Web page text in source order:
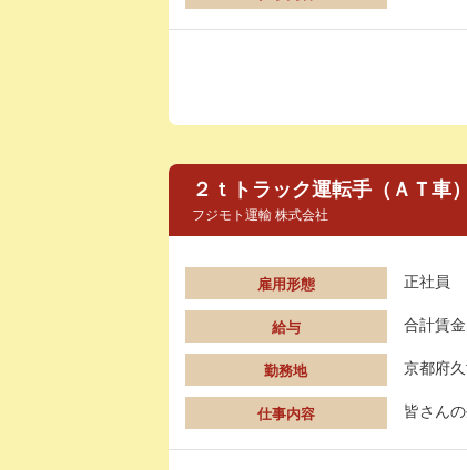
２ｔトラック運転手（ＡＴ車
フジモト運輸 株式会社
雇用形態 正社員
給与 合計賃
勤務地 京都府
仕事内容 皆さん